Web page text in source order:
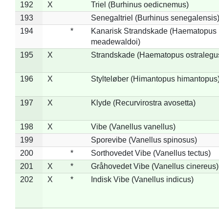
192 X
Triel (Burhinus oedicnemus)
193
Senegaltriel (Burhinus senegalensis)
194
*
Kanarisk Strandskade (Haematopus
meadewaldoi)
195
X Strandskade (Haematopus
196 X Stylteløber (Himantopus
197 X Klyde (Recurvirostra avosetta)
198 X
Vibe (Vanellus vanellus)
199
Sporevibe (Vanellus spinosus)
200
*
Sorthovedet Vibe (Vanellus tectus)
201
X *
Gråhovedet Vibe (Vanellus cinereus)
202
X * Indisk Vibe (Vanellus indicus)